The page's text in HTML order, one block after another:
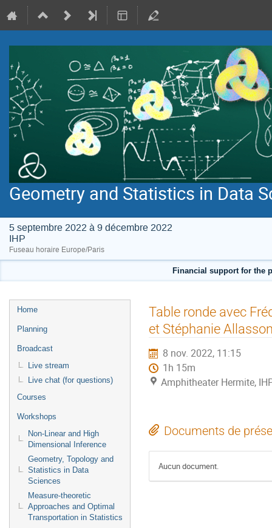
Geometry and Statistics in Data
5 septembre 2022 à 9 décembre 2022
IHP
Fuseau horaire Europe/Paris
Financial support for the
Menu
de
Home
Planning
Broadcast
Live stream
Live chat (for questions)
Courses
Workshops
Non-Linear and High
Dimensional Inference
Geometry, Topology and
Statistics in Data
Sciences
Measure-theoretic
Approaches and Optimal
Transportation in Statistics
Table ronde avec
et Stéphanie
8 nov. 2022, 11:15
1h 15m
Amphitheater Hermite,
Documents de
Aucun document.